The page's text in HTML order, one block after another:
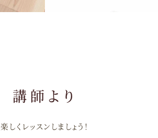
講師より
楽しくレッスンしましょう！